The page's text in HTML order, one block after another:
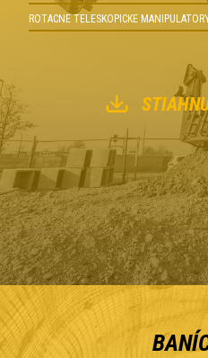
ROTACNE TELESKOPICKE